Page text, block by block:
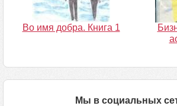
Во имя добра. Книга 1
Мы в социальных